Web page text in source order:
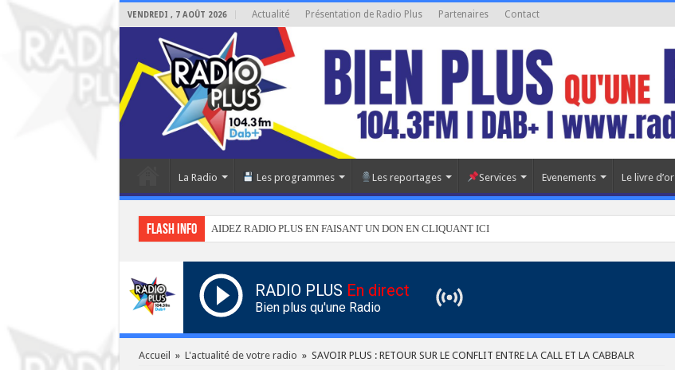
VENDREDI , 7 AOÛT 2026 Actualité Présentation de Radio Plus Partenaires Contact
La Radio Les programmes Les reportages Services Evenements Le livre d’or
Flash info AIDEZ RADIO PLUS EN FAISANT UN DON EN CLIQUANT ICI
RADIO PLUS En direct
Bien plus qu'une Radio
Accueil » L'actualité de votre radio » SAVOIR PLUS : RETOUR SUR LE CONFLIT ENTRE LA CALL ET LA CABBALR